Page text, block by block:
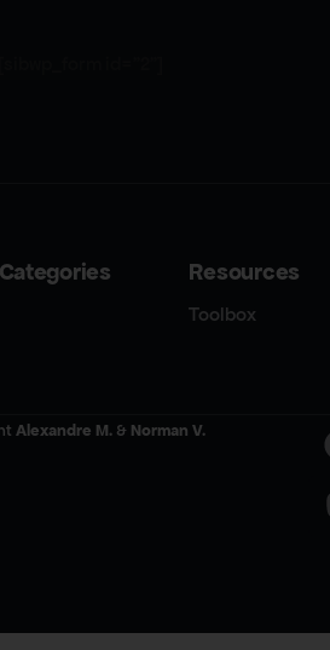
Categories Resources
Toolbox
Alexandre M. & Norman V.